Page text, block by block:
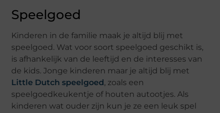
Speelgoed
Kinderen in de familie maak je altijd blij met
speelgoed. Wat voor soort speelgoed geschikt is,
is afhankelijk van de leeftijd en de interesses van
de kids. Jonge kinderen maar je altijd blij met
Little Dutch speelgoed , zoals een
speelgoedkeukentje of houten autootjes. Als
kinderen wat ouder zijn kun je ze een leuk spel